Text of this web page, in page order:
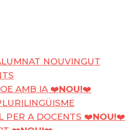
NOUVINGUT
AMB IA ❤️NOU!❤️
PER A DOCENTS ❤️NOU!❤️